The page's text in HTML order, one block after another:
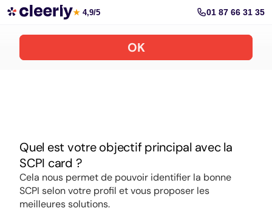
Souscrire aux meilleures SCPI en ligne
★ 4,9/5 01 87 66 31 35